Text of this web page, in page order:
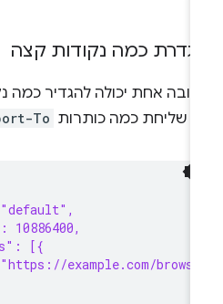
כמה נקודות קצה
אחת יכולה להגדיר כמה
שליחת כמה כותרות Report-To
"default",
10886400,
[{
"https://example.com/